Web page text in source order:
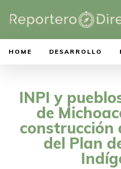
HOME DESARROLLO
INPI y
de
construcción
del Plan